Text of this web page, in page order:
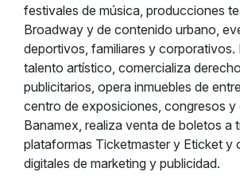
festivales de música, producciones
Broadway y de contenido urbano,
deportivos, familiares y corporativos.
talento artístico, comercializa
publicitarios, opera inmuebles de
centro de exposiciones, congresos
Banamex, realiza venta de boletos a
plataformas Ticketmaster y Eticket y
digitales de marketing y publicidad.